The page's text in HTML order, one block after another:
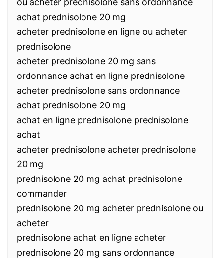
ou acheter prednisolone sans ordonnance
achat prednisolone 20 mg
acheter prednisolone en ligne ou acheter
prednisolone
acheter prednisolone 20 mg sans
ordonnance achat en ligne prednisolone
acheter prednisolone sans ordonnance
achat prednisolone 20 mg
achat en ligne prednisolone prednisolone
achat
acheter prednisolone acheter prednisolone
20 mg
prednisolone 20 mg achat prednisolone
commander
prednisolone 20 mg acheter prednisolone ou
acheter
prednisolone achat en ligne acheter
prednisolone 20 mg sans ordonnance